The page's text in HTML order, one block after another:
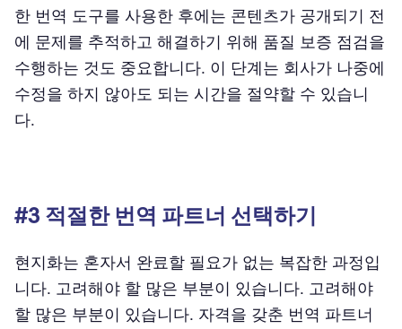
한 번역 도구를 사용한 후에는 콘텐츠가 공개되기 전
에 문제를 추적하고 해결하기 위해 품질 보증 점검을
수행하는 것도 중요합니다. 이 단계는 회사가 나중에
수정을 하지 않아도 되는 시간을 절약할 수 있습니
다.
#3 적절한 번역 파트너 선택하기
현지화는 혼자서 완료할 필요가 없는 복잡한 과정입
니다. 고려해야 할 많은 부분이 있습니다. 고려해야
할 많은 부분이 있습니다. 자격을 갖춘 번역 파트너